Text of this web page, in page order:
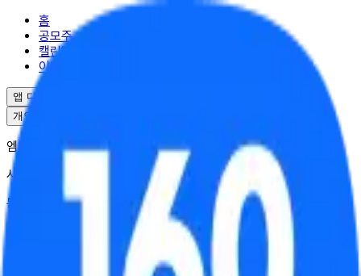
홈
공모주
캘린더
이벤트
앱 다운로드
개인정보처리방침
엠엘투자자문(주) | 대표 윤도선
사업자등록번호 : 341-88-02703
통신판매업 : 2025-서울강남-04995
서울특별시 강남구 역삼로17길 10
대표번호 : 02-6949-0045